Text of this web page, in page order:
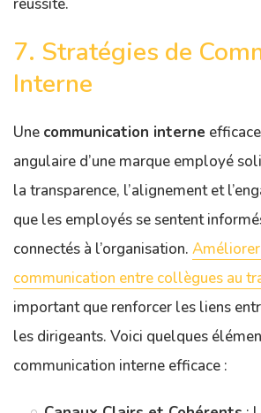
réussite.
7. Stratégies de
Interne
Une communication interne
angulaire d’une marque employé
la transparence, l’alignement et
que les employés se sentent
connectés à l’organisation.
communication entre collègues au
important que renforcer les liens
les dirigeants. Voici quelques
communication interne efficace :